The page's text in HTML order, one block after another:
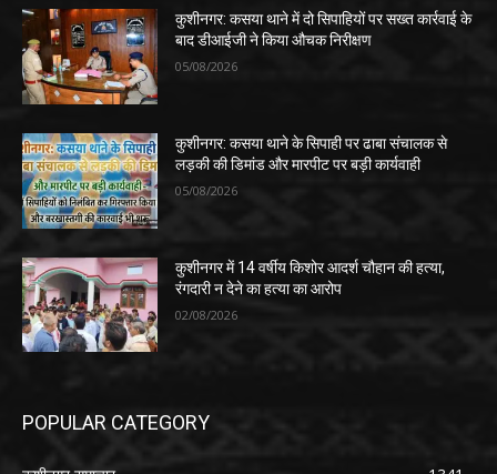
कुशीनगर: कसया थाने में दो सिपाहियों पर सख्त कार्रवाई के
बाद डीआईजी ने किया औचक निरीक्षण
05/08/2026
कुशीनगर: कसया थाने के सिपाही पर ढाबा संचालक से
लड़की की डिमांड और मारपीट पर बड़ी कार्यवाही
05/08/2026
कुशीनगर में 14 वर्षीय किशोर आदर्श चौहान की हत्या,
रंगदारी न देने का हत्या का आरोप
02/08/2026
POPULAR CATEGORY